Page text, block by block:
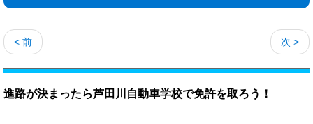
< 前 次 >
進路が決まったら芦田川自動車学校で免許を取ろう！